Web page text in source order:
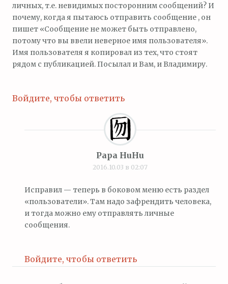
личных, т.е. невидимых посторонним сообщений? И
почему, когда я пытаюсь отправить сообщение , он
пишет «Сообщение не может быть отправлено,
потому что вы ввели неверное имя пользователя».
Имя пользователя я копировал из тех, что стоят
рядом с публикацией. Посылал и Вам, и Владимиру.
Войдите, чтобы ответить
Papa HuHu
2016.10.03 в 02:07
Исправил — теперь в боковом меню есть раздел
«пользователи». Там надо зафрендить человека,
и тогда можно ему отправлять личные
сообщения.
Войдите, чтобы ответить